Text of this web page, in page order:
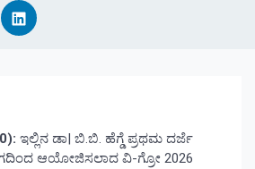
ಇಲ್ಲಿನ ಡಾ| ಬಿ.ಬಿ. ಹೆಗ್ಡೆ ಪ್ರಥಮ ದರ್ಜೆ
ಆಯೋಜಿಸಲಾದ ವಿ-ಗ್ರೋ 2026